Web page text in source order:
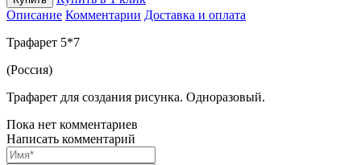
Описание Комментарии Доставка и оплата
Трафарет 5*7
(Россия)
Трафарет для создания рисунка. Одноразовый.
Пока нет комментариев
Написать комментарий